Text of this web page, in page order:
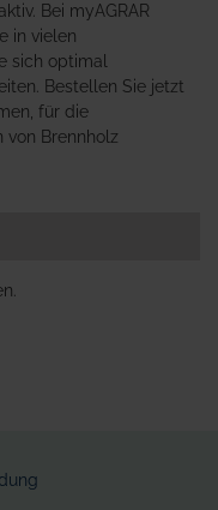
Bei myAGRAR
in vielen
sich optimal
Bestellen Sie jetzt
für die
von Brennholz